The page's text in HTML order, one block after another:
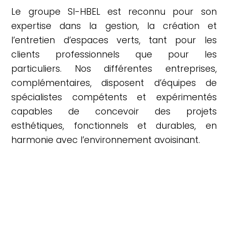
Le groupe SI-HBEL est reconnu pour son
expertise dans la gestion, la création et
l’entretien d’espaces verts, tant pour les
clients professionnels que pour les
particuliers. Nos différentes entreprises,
complémentaires, disposent d’équipes de
spécialistes compétents et expérimentés
capables de concevoir des projets
esthétiques, fonctionnels et durables, en
harmonie avec l’environnement avoisinant.